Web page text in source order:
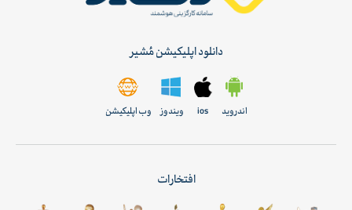
دانلود اپلیکیشن مُشیر
اندروید ios ویندوز وب اپلیکیشن
افتخارات